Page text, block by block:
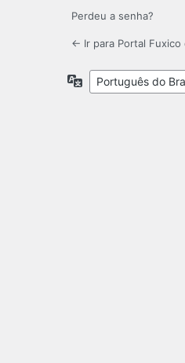
Perdeu a senha?
← Ir para Portal Fuxico
Idioma